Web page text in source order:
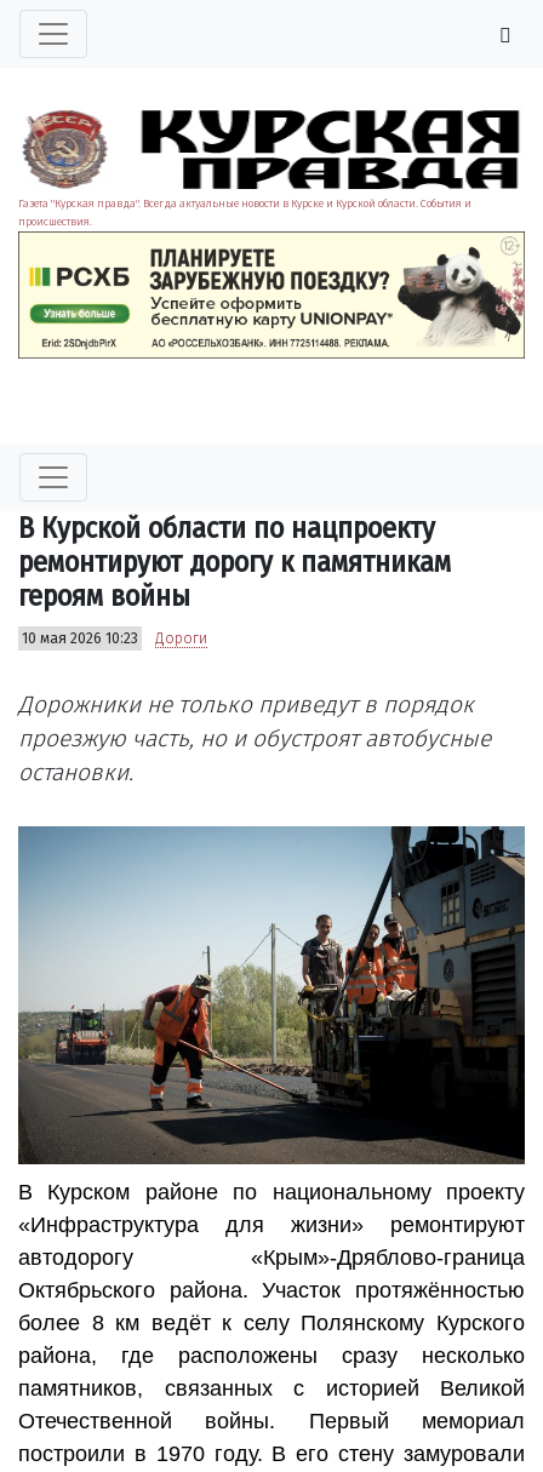
Газета "Курская правда". Всегда актуальные новости в Курске и Курской области. События и
происшествия.
В Курской области по нацпроекту
ремонтируют дорогу к памятникам
героям войны
10 мая 2026 10:23 Дороги
Дорожники не только приведут в порядок
проезжую часть, но и обустроят автобусные
остановки.
В Курском районе по национальному проекту
«Инфраструктура для жизни» ремонтируют
автодорогу «Крым»-Дряблово-граница
Октябрьского района. Участок протяжённостью
более 8 км ведёт к селу Полянскому Курского
района, где расположены сразу несколько
памятников, связанных с историей Великой
Отечественной войны. Первый мемориал
построили в 1970 году. В его стену замуровали